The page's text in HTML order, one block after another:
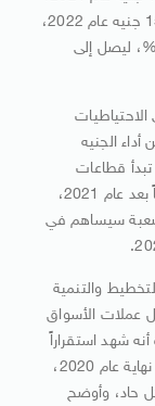
متوقعة أن يتحسن بنسبة 5.1% ليصل إلى 15.97 جنيه عام 2022،
ليصل إلى 15.85 جنيه عام 2023، و6.4%، ليصل إلى
تحسن أداء الجنيه
قطاعات
السياحة والتصدير والخدمات في الانتعاش تدريجياً بعد عام 2021،
سيساهم في
والتنمية
عملات الأسواق
من عام 2020، مؤكدة أنه شهد استقراراً
أمام الدولار، متوقعة أن يظل مستقراً نسبياً حتى نهاية عام 2020،
حاد، وأوضح